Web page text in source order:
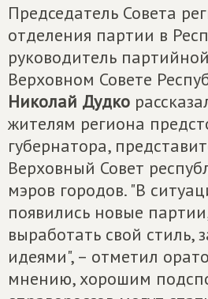
Председатель Совета
отделения партии в
руководитель
Верховном Совете
Николай Дудко
жителям региона
губернатора,
Верховный Совет
мэров городов. "В
появились новые
выработать свой стиль,
идеями", – отметил
мнению, хорошим